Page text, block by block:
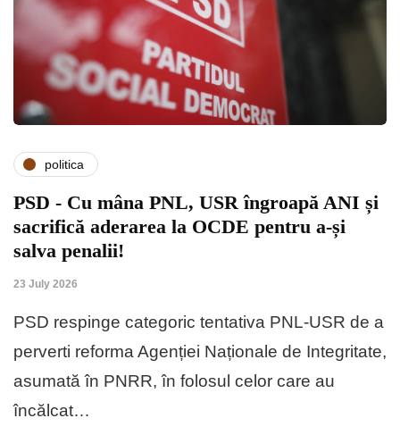
politica
PSD - Cu mâna PNL, USR îngroapă ANI și
sacrifică aderarea la OCDE pentru a-și
salva penalii!
23 July 2026
PSD respinge categoric tentativa PNL-USR de a
perverti reforma Agenției Naționale de Integritate,
asumată în PNRR, în folosul celor care au
încălcat…